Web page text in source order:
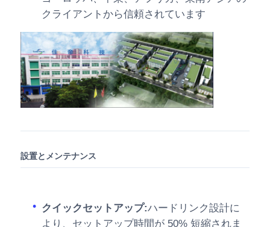
クライアントから信頼されています
設置とメンテナンス
クイックセットアップ:ハードリンク設計に
より、セットアップ時間が 50% 短縮されま